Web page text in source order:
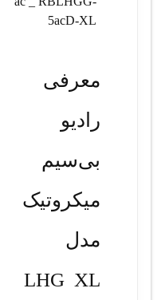
5acD-XL
معرفی
رادیو
بی‌سیم
میکروتیک
مدل
LHG XL